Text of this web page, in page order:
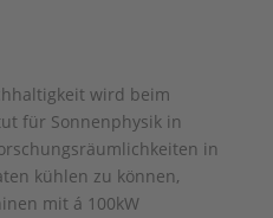
wird beim
für Sonnenphysik in
in
kühlen zu können,
mit á 100kW